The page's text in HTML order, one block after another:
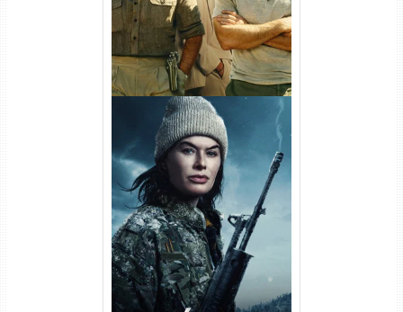
Balística Torrent (2025) WEB-
DL 1080p Dual Áudio